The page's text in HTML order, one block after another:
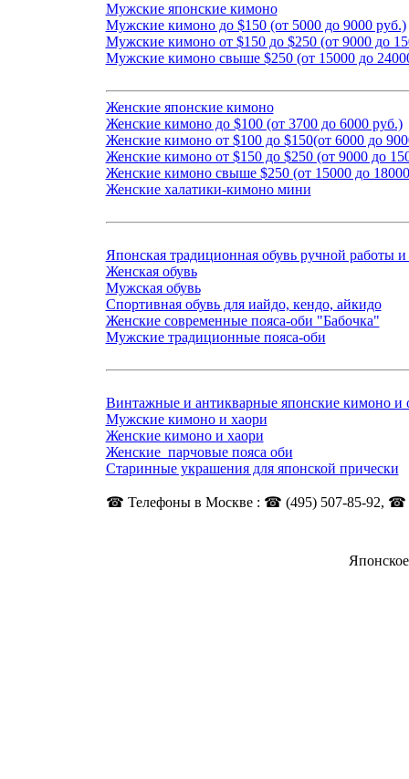
Мужские японские кимоно
Мужские кимоно до $150 (от 5000 до 9000 руб.)
Мужские кимоно от $150 до $250 (от 9000 до
Мужские кимоно свыше $250 (от 15000 до
Женские японские кимоно
Женские кимоно до $100 (от 3700 до 6000 руб.)
Женские кимоно от $100 до $150(от 6000 до
Женские кимоно от $150 до $250 (от 9000 до
Женские кимоно свыше $250 (от 15000 до
Женские халатики-кимоно мини
Японская традиционная обувь ручной работы и
Женская обувь
Мужская обувь
Спортивная обувь для иайдо, кендо, айкидо
Женские современные пояса-оби "Бабочка"
Мужские традиционные пояса-оби
Винтажные и антикварные японские кимоно и
Мужские кимоно и хаори
Женские кимоно и хаори
Женские парчовые пояса оби
Старинные украшения для японской прически
☎ Телефоны в Москве : ☎ (495) 507-85-92, ☎